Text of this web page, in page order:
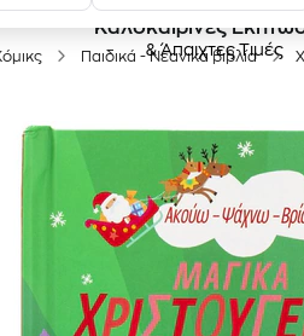
Καλοκαιρινές
& Άπαιχτες Τιμές
Παιδικά - Νεανικά βιβλία